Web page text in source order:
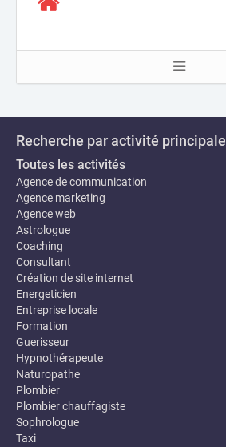
Recherche par activité principale
Toutes les activités
Agence de communication
Agence marketing
Agence web
Astrologue
Coaching
Consultant
Création de site internet
Energeticien
Entreprise locale
Formation
Guerisseur
Hypnothérapeute
Naturopathe
Plombier
Plombier chauffagiste
Sophrologue
Taxi